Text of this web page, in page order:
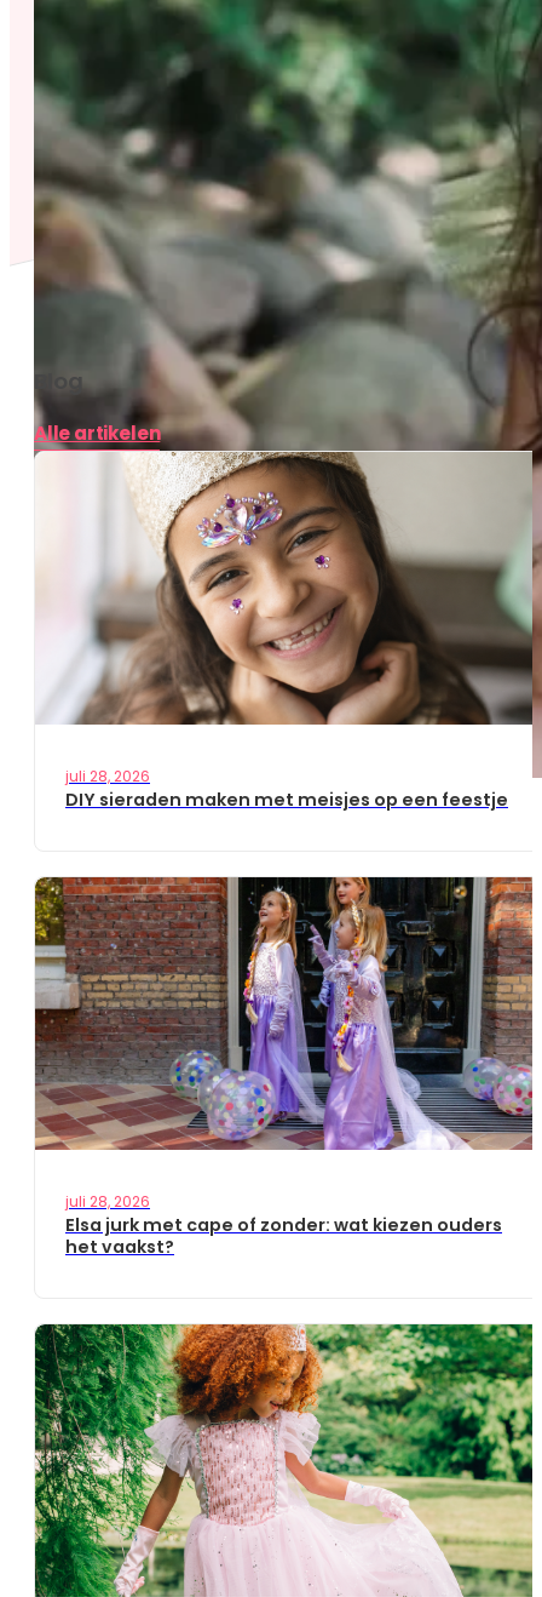
Blog
Alle artikelen
juli 28, 2026
DIY sieraden maken met meisjes op een feestje
juli 28, 2026
Elsa jurk met cape of zonder: wat kiezen ouders
het vaakst?